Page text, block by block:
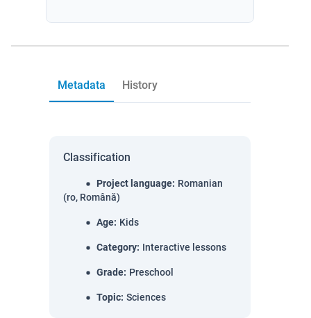
Metadata History
Classification
Project language: Romanian
(ro, Română)
Age: Kids
Category: Interactive lessons
Grade: Preschool
Topic: Sciences